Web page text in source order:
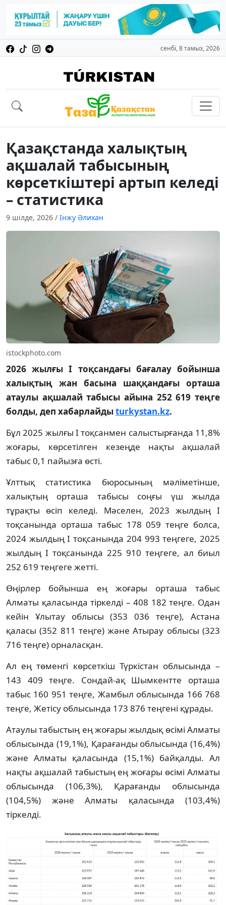
сенбі, 8 тамыз, 2026
Қазақстанда халықтың
ақшалай табысының
көрсеткіштері артып келеді
– статистика
9 шілде, 2026 / Інжу Әлихан
istockphoto.com
2026 жылғы I тоқсандағы бағалау бойынша
халықтың жан басына шаққандағы орташа
атаулы ақшалай табысы айына 252 619 теңге
болды, деп хабарлайдыturkystan.kz.
Бұл 2025 жылғы I тоқсанмен салыстырғанда 11,8%
жоғары, көрсетілген кезеңде нақты ақшалай
табыс 0,1 пайызға өсті.
Ұлттық статистика бюросының мәліметінше,
халықтың орташа табысы соңғы үш жылда
тұрақты өсіп келеді. Мәселен, 2023 жылдың I
тоқсанында орташа табыс 178 059 теңге болса,
2024 жылдың I тоқсанында 204 993 теңгеге, 2025
жылдың I тоқсанында 225 910 теңгеге, ал биыл
252 619 теңгеге жетті.
Өңірлер бойынша ең жоғары орташа табыс
Алматы қаласында тіркелді – 408 182 теңге. Одан
кейін Ұлытау облысы (353 036 теңге), Астана
қаласы (352 811 теңге) және Атырау облысы (323
716 теңге) орналасқан.
Ал ең төменгі көрсеткіш Түркістан облысында –
143 409 теңге. Сондай-ақ Шымкентте орташа
табыс 160 951 теңге, Жамбыл облысында 166 768
теңге, Жетісу облысында 173 876 теңгені құрады.
Атаулы табыстың ең жоғары жылдық өсімі Алматы
облысында (19,1%), Қарағанды облысында (16,4%)
және Алматы қаласында (15,1%) байқалды. Ал
нақты ақшалай табыстың ең жоғары өсімі Алматы
облысында (106,3%), Қарағанды облысында
(104,5%) және Алматы қаласында (103,4%)
тіркелді.